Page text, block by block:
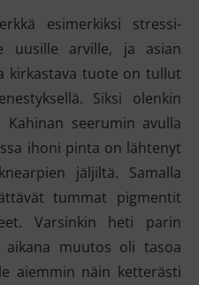
esimerkiksi stressi-
uusille arville, ja asian
kirkastava tuote on tullut
Siksi olenkin
seerumin avulla
ihoni pinta on lähtenyt
jäljiltä. Samalla
tummat pigmentit
Varsinkin heti parin
aikana muutos oli tasoa
aiemmin näin ketterästi